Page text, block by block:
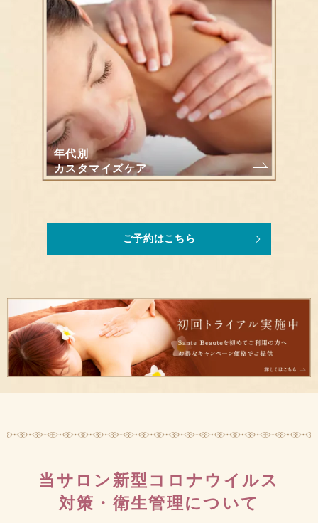
年代別
カスタマイズケア
ご予約はこちら
当サロン新型コロナウイルス
対策・衛生管理について